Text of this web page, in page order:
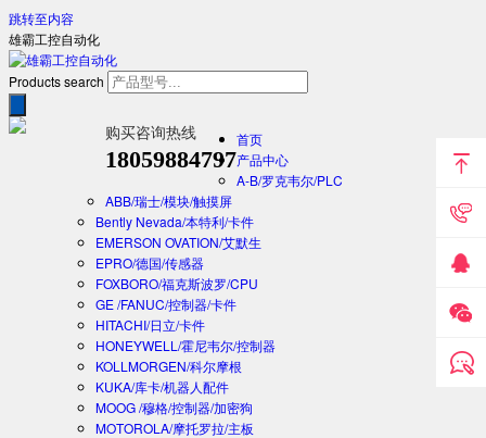
跳转至内容
雄霸工控自动化
Products search
购买咨询热线
18059884797
首页
产品中心
A-B/罗克韦尔/PLC
ABB/瑞士/模块/触摸屏
Bently Nevada/本特利/卡件
EMERSON OVATION/艾默生
EPRO/德国/传感器
FOXBORO/福克斯波罗/CPU
GE /FANUC/控制器/卡件
HITACHI/日立/卡件
HONEYWELL/霍尼韦尔/控制器
KOLLMORGEN/科尔摩根
KUKA/库卡/机器人配件
MOOG /穆格/控制器/加密狗
MOTOROLA/摩托罗拉/主板